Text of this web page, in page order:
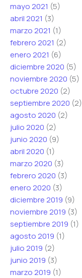
mayo 2021 (5)
abril 2021 (3)
marzo 2021 (1)
febrero 2021 (2)
enero 2021 (6)
diciembre 2020 (5)
noviembre 2020 (5)
octubre 2020 (2)
septiembre 2020 (2)
agosto 2020 (2)
julio 2020 (2)
junio 2020 (9)
abril 2020 (1)
marzo 2020 (3)
febrero 2020 (3)
enero 2020 (3)
diciembre 2019 (9)
noviembre 2019 (3)
septiembre 2019 (1)
agosto 2019 (1)
julio 2019 (2)
junio 2019 (3)
marzo 2019 (1)